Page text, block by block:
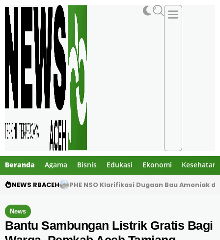
Beranda Agama Bisnis Edukasi Ekonomi Kesehatan
NEWS RBACEH PHE NSO Klarifikasi Dugaan Bau Amoniak
News
Bantu Sambungan Listrik Gratis Bagi